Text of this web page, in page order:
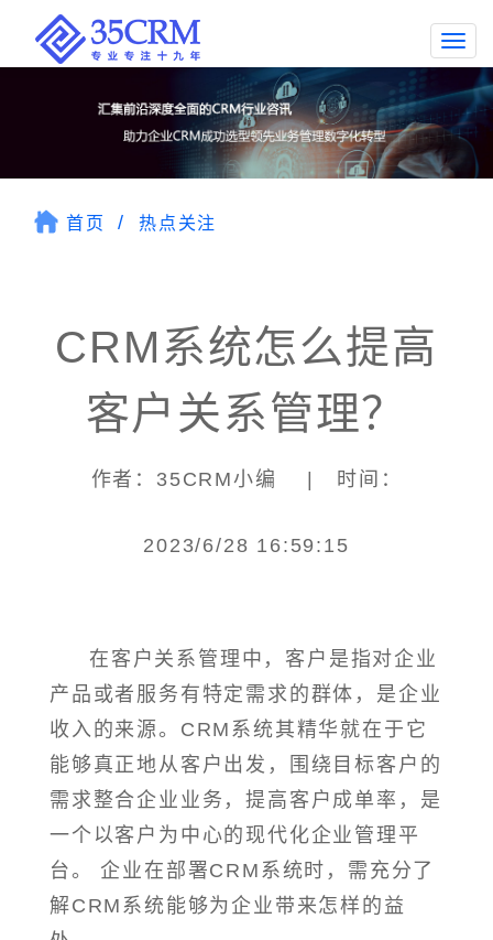
首页 热点关注
CRM系统怎么提高
客户关系管理？
作者：35CRM小编 | 时间：
2023/6/28 16:59:15
在客户关系管理中，客户是指对企业
产品或者服务有特定需求的群体，是企业
收入的来源。CRM系统其精华就在于它
能够真正地从客户出发，围绕目标客户的
需求整合企业业务，提高客户成单率，是
一个以客户为中心的现代化企业管理平
台。 企业在部署CRM系统时，需充分了
解CRM系统能够为企业带来怎样的益